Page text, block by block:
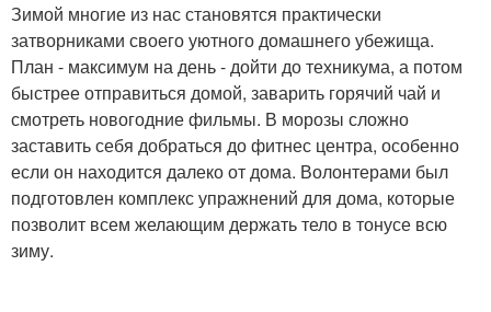
Зимой многие из нас становятся практически
затворниками своего уютного домашнего убежища.
План - максимум на день - дойти до техникума, а потом
быстрее отправиться домой, заварить горячий чай и
смотреть новогодние фильмы. В морозы сложно
заставить себя добраться до фитнес центра, особенно
если он находится далеко от дома. Волонтерами был
подготовлен комплекс упражнений для дома, которые
позволит всем желающим держать тело в тонусе всю
зиму.